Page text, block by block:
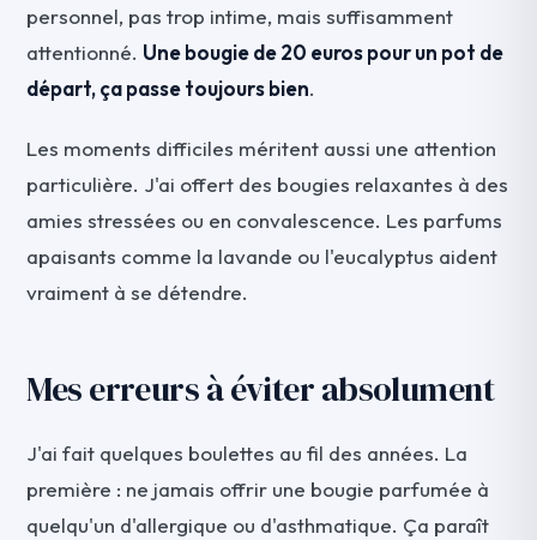
personnel, pas trop intime, mais suffisamment
attentionné. Une bougie de 20 euros pour un pot de
départ, ça passe toujours bien.
Les moments difficiles méritent aussi une attention
particulière. J'ai offert des bougies relaxantes à des
amies stressées ou en convalescence. Les parfums
apaisants comme la lavande ou l'eucalyptus aident
vraiment à se détendre.
Mes erreurs à éviter absolument
J'ai fait quelques boulettes au fil des années. La
première : ne jamais offrir une bougie parfumée à
quelqu'un d'allergique ou d'asthmatique. Ça paraît